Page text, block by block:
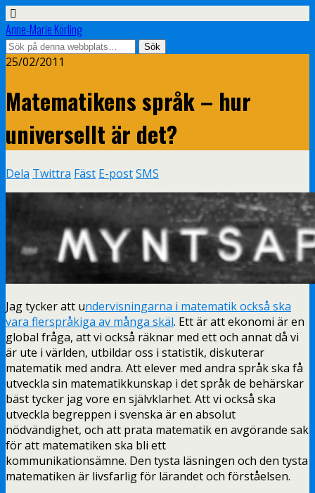
Anne-Marie Körling
25/02/2011
Matematikens språk – hur
universellt är det?
Dela Twittra Fäst E-postSMS
Jag tycker att undervisningarna i matematik också ska
vara flerspråkiga av många skäl. Ett är att ekonomi är en
global fråga, att vi också räknar med ett och annat då vi
är ute i världen, utbildar oss i statistik, diskuterar
matematik med andra. Att elever med andra språk ska få
utveckla sin matematikkunskap i det språk de behärskar
bäst tycker jag vore en självklarhet. Att vi också ska
utveckla begreppen i svenska är en absolut
nödvändighet, och att prata matematik en avgörande sak
för att matematiken ska bli ett
kommunikationsämne. Den tysta läsningen och den tysta
matematiken är livsfarlig för lärandet och förståelsen.